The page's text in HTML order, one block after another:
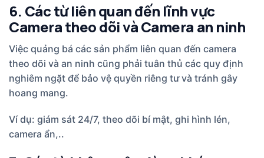
6. Các từ liên quan đến lĩnh vực
Camera theo dõi và Camera an ninh
Việc quảng bá các sản phẩm liên quan đến camera
theo dõi và an ninh cũng phải tuân thủ các quy định
nghiêm ngặt để bảo vệ quyền riêng tư và tránh gây
hoang mang.
Ví dụ: giám sát 24/7, theo dõi bí mật, ghi hình lén,
camera ẩn,..